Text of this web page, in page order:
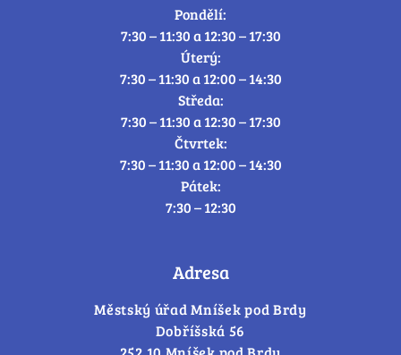
Pondělí:
7:30 – 11:30 a 12:30 – 17:30
Úterý:
7:30 – 11:30 a 12:00 – 14:30
Středa:
7:30 – 11:30 a 12:30 – 17:30
Čtvrtek:
7:30 – 11:30 a 12:00 – 14:30
Pátek:
7:30 – 12:30
Adresa
Městský úřad Mníšek pod Brdy
Dobříšská 56